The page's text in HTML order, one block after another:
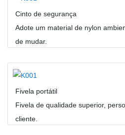
Cinto de segurança
Adote um material de nylon
de mudar.
Fivela portátil
Fivela de qualidade superior,
cliente.